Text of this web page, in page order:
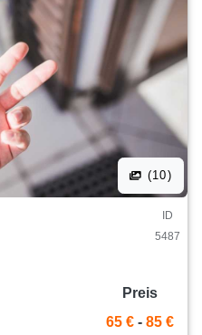
(10)
ID
5487
Preis
65 € - 85 €